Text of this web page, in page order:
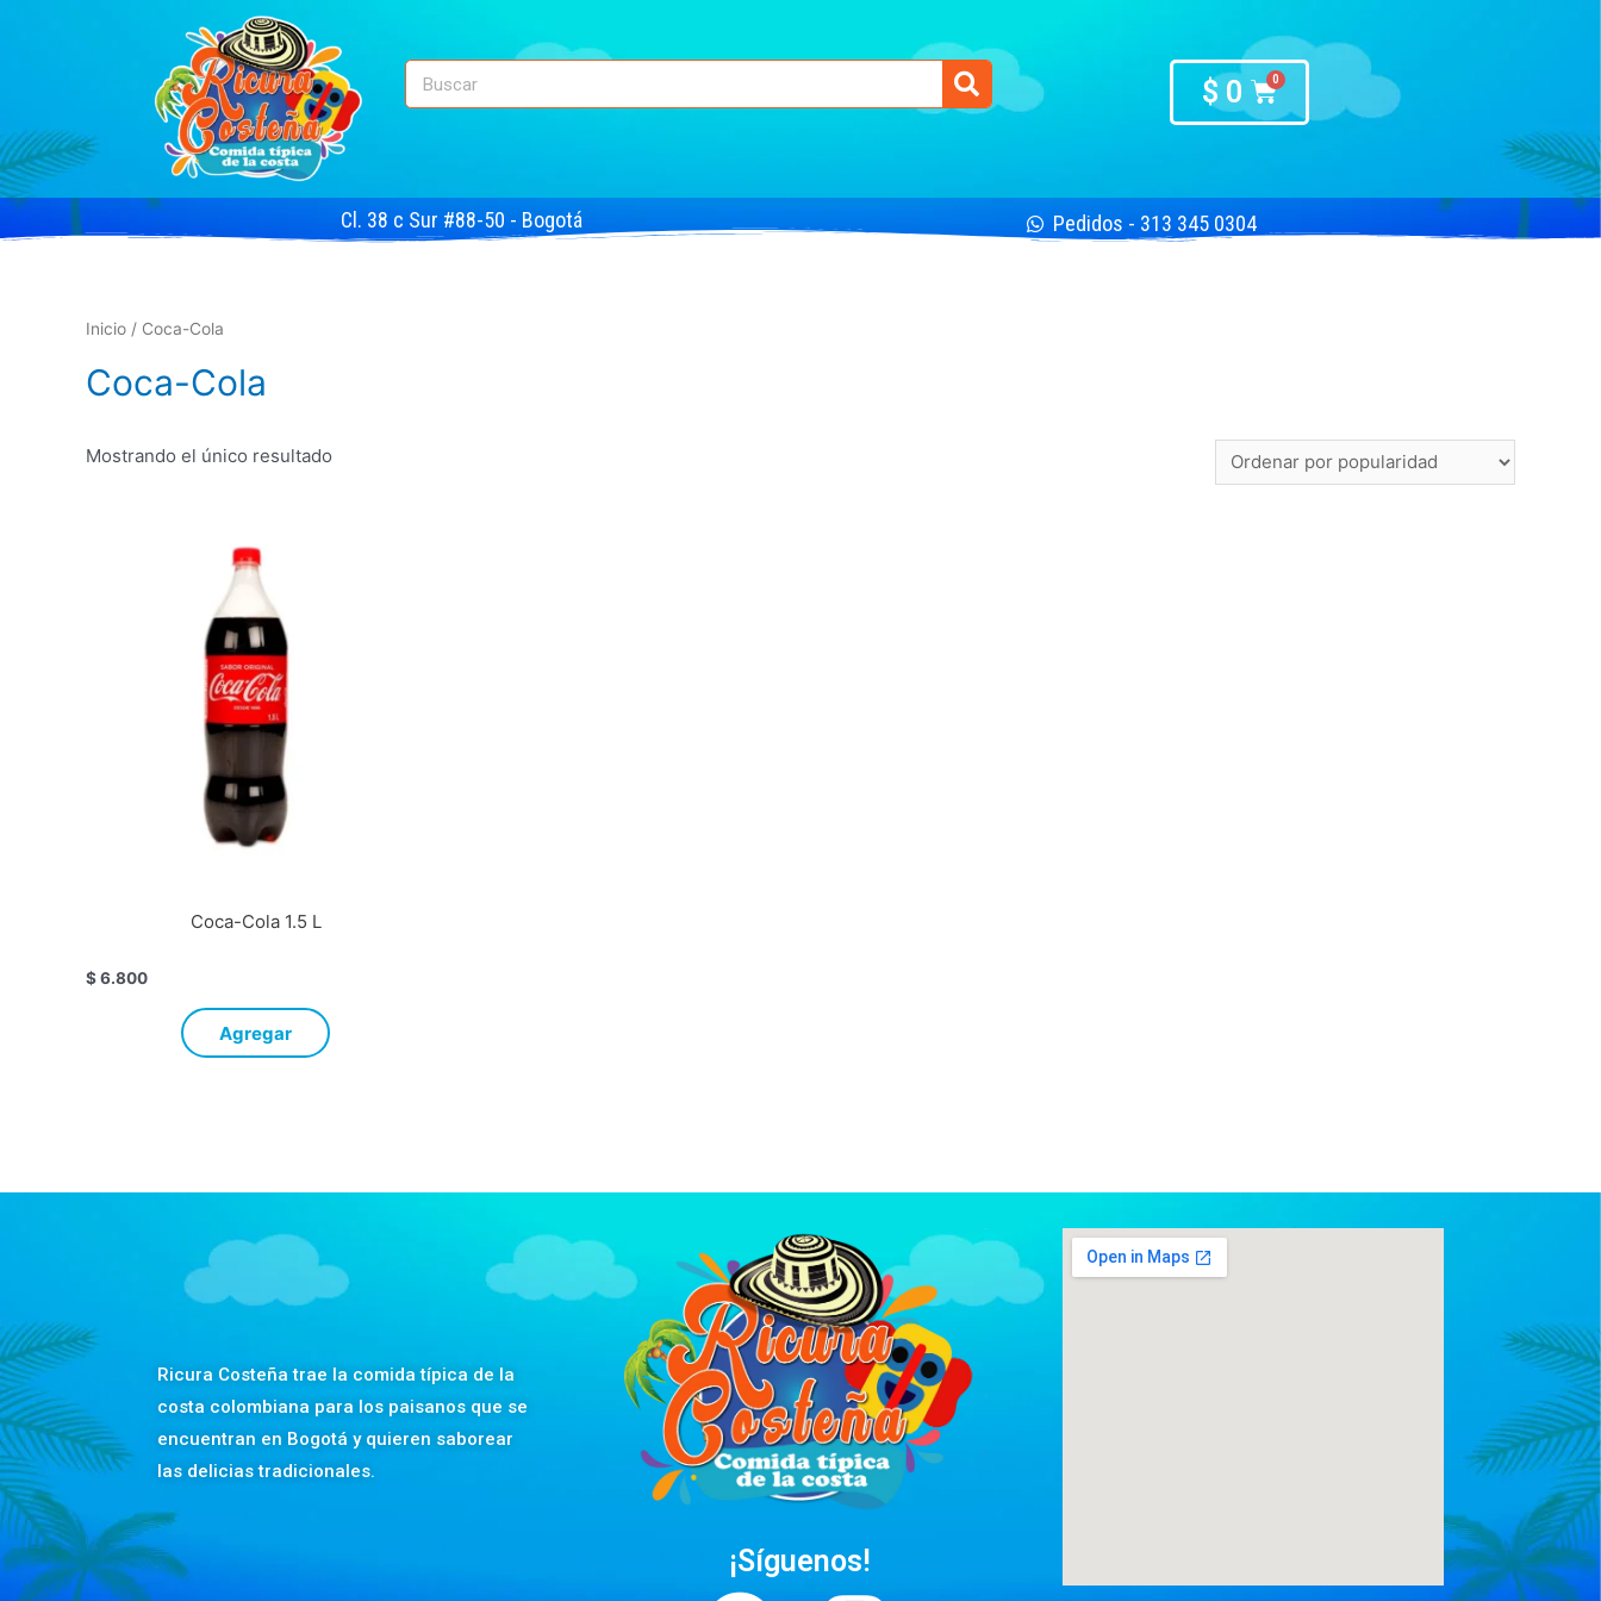
$ 0
Cl. 38 c Sur #88-50 - Bogotá Pedidos - 313 345 0304
Inicio / Coca-Cola
Coca-Cola
Mostrando el único resultado
Coca-Cola 1.5 L
$6.800
Agregar
Ricura Costeña trae la comida típica de la
costa colombiana para los paisanos que se
encuentran en Bogotá y quieren saborear
las delicias tradicionales.
¡Síguenos!